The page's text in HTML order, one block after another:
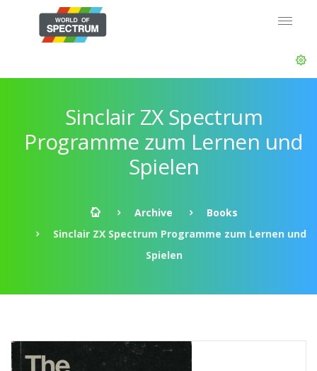
Sinclair ZX Spectrum
Programme zum Lernen und
Spielen
Archive
Books
Sinclair ZX Spectrum Programme zum Lernen und
Spielen